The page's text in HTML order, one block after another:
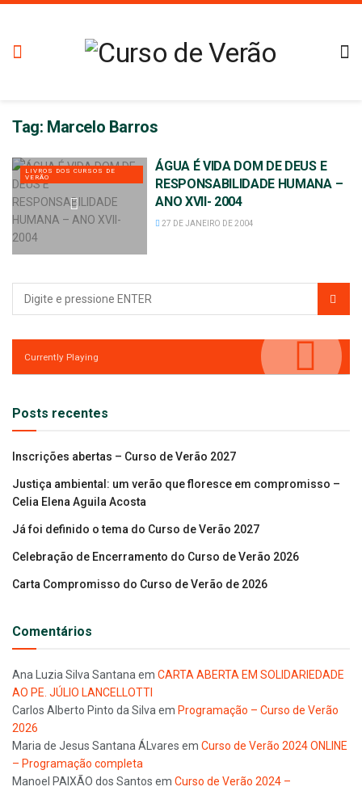
Tag: Marcelo Barros
LIVROS DOS CURSOS DE
VERÃO
ÁGUA É VIDA DOM DE DEUS E
RESPONSABILIDADE HUMANA –
ANO XVII- 2004
27 DE JANEIRO DE 2004
Currently Playing
Posts recentes
Inscrições abertas – Curso de Verão 2027
Justiça ambiental: um verão que floresce em compromisso –
Celia Elena Aguila Acosta
Já foi definido o tema do Curso de Verão 2027
Celebração de Encerramento do Curso de Verão 2026
Carta Compromisso do Curso de Verão de 2026
Comentários
Ana Luzia Silva Santana em CARTA ABERTA EM SOLIDARIEDADE
AO PE. JÚLIO LANCELLOTTI
Carlos Alberto Pinto da Silva em Programação – Curso de Verão
2026
Maria de Jesus Santana ÁLvares em Curso de Verão 2024 ONLINE
– Programação completa
Manoel PAIXÃO dos Santos em Curso de Verão 2024 –